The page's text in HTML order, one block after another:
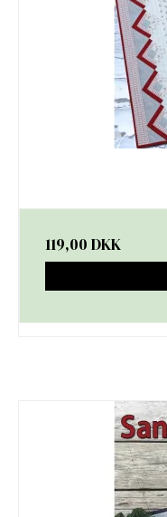
119,00 DKK